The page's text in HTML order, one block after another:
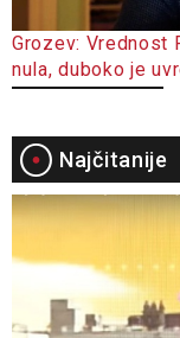
Grozev: Vrednost
nula, duboko je
Najčitanije